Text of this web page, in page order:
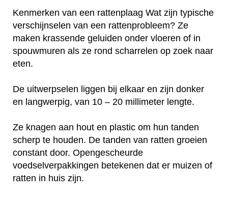
Kenmerken van een rattenplaag Wat zijn typische
verschijnselen van een rattenprobleem? Ze
maken krassende geluiden onder vloeren of in
spouwmuren als ze rond scharrelen op zoek naar
eten.
De uitwerpselen liggen bij elkaar en zijn donker
en langwerpig, van 10 – 20 millimeter lengte.
Ze knagen aan hout en plastic om hun tanden
scherp te houden. De tanden van ratten groeien
constant door. Opengescheurde
voedselverpakkingen betekenen dat er muizen of
ratten in huis zijn.